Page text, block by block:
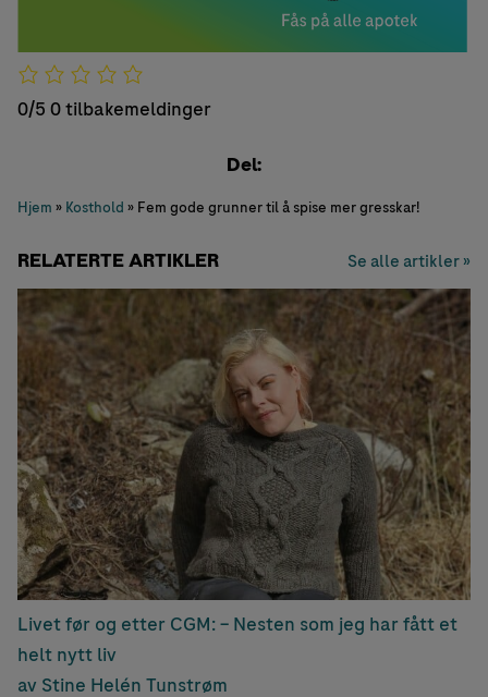
0/5 0 tilbakemeldinger
Del:
Hjem » Kosthold » Fem gode grunner til å spise mer gresskar!
RELATERTE ARTIKLER Se alle artikler »
Livet før og etter CGM: – Nesten som jeg har fått et
helt nytt liv
av Stine Helén Tunstrøm